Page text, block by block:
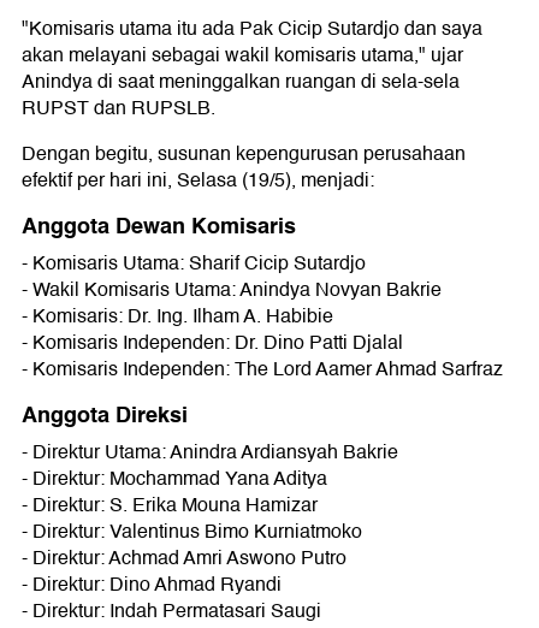
"Komisaris utama itu ada Pak Cicip Sutardjo dan saya
akan melayani sebagai wakil komisaris utama," ujar
Anindya di saat meninggalkan ruangan di sela-sela
RUPST dan RUPSLB.
Dengan begitu, susunan kepengurusan perusahaan
efektif per hari ini, Selasa (19/5), menjadi:
Anggota Dewan Komisaris
- Komisaris Utama: Sharif Cicip Sutardjo
- Wakil Komisaris Utama: Anindya Novyan Bakrie
- Komisaris: Dr. Ing. Ilham A. Habibie
- Komisaris Independen: Dr. Dino Patti Djalal
- Komisaris Independen: The Lord Aamer Ahmad Sarfraz
Anggota Direksi
- Direktur Utama: Anindra Ardiansyah Bakrie
- Direktur: Mochammad Yana Aditya
- Direktur: S. Erika Mouna Hamizar
- Direktur: Valentinus Bimo Kurniatmoko
- Direktur: Achmad Amri Aswono Putro
- Direktur: Dino Ahmad Ryandi
- Direktur: Indah Permatasari Saugi